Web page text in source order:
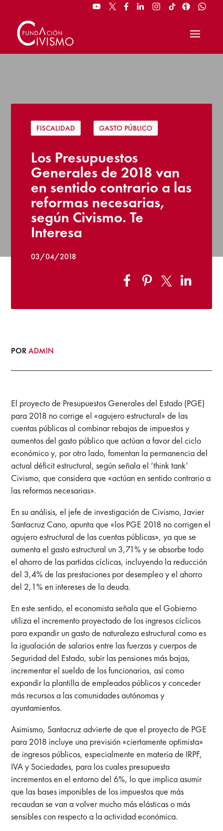
FISCALIDAD GASTO PÚBLICO
Los Presupuestos
Generales de 2018 van
en sentido contrario a las
reformas necesarias,
según Civismo. Te
Interesa
03/04/2018
PORADMIN
El proyecto de Presupuestos Generales del Estado (PGE)
para 2018 no corrige el «agujero estructural» de las
cuentas públicas al combinar rebajas de impuestos y
aumentos del gasto público que actúan a favor del ciclo
económico y, por otro lado, fomentan la permanencia del
actual déficit estructural, según señala el ‘think tank’
Civismo, que considera que «actúan en sentido contrario a
las reformas necesarias».
En su análisis, el jefe de investigación de Civismo, Javier
Santacruz Cano, apunta que «los PGE 2018 no corrigen el
agujero estructural de las cuentas públicas», ya que se
aumenta el gasto estructural un 3,71% y se absorbe todo
el ahorro de las partidas cíclicas, incluyendo la reducción
del 3,4% de las prestaciones por desempleo y el ahorro
del 2,1% en intereses de la deuda.
En este sentido, el economista señala que el Gobierno
utiliza el incremento proyectado de los ingresos cíclicos
para expandir un gasto de naturaleza estructural como es
la igualación de salarios entre las fuerzas y cuerpos de
Seguridad del Estado, subir las pensiones más bajas,
incrementar el sueldo de los funcionarios, así como
expandir la plantilla de empleados públicos y conceder
más recursos a las comunidades autónomas y
ayuntamientos.
Asimismo, Santacruz advierte de que el proyecto de PGE
para 2018 incluye una previsión «ciertamente optimista»
de ingresos públicos, especialmente en materia de IRPF,
IVA y Sociedades, para los cuales presupuesta
incrementos en el entorno del 6%, lo que implica asumir
que las bases imponibles de los impuestos que más
recaudan se van a volver mucho más elásticas o más
sensibles con respecto a la actividad económica.